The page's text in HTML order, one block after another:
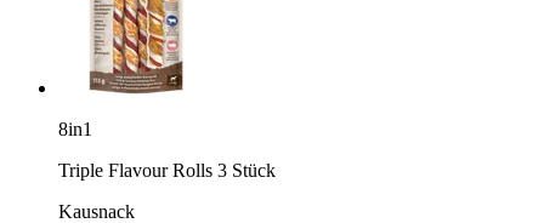
8in1
Triple Flavour Rolls 3 Stück
Kausnack